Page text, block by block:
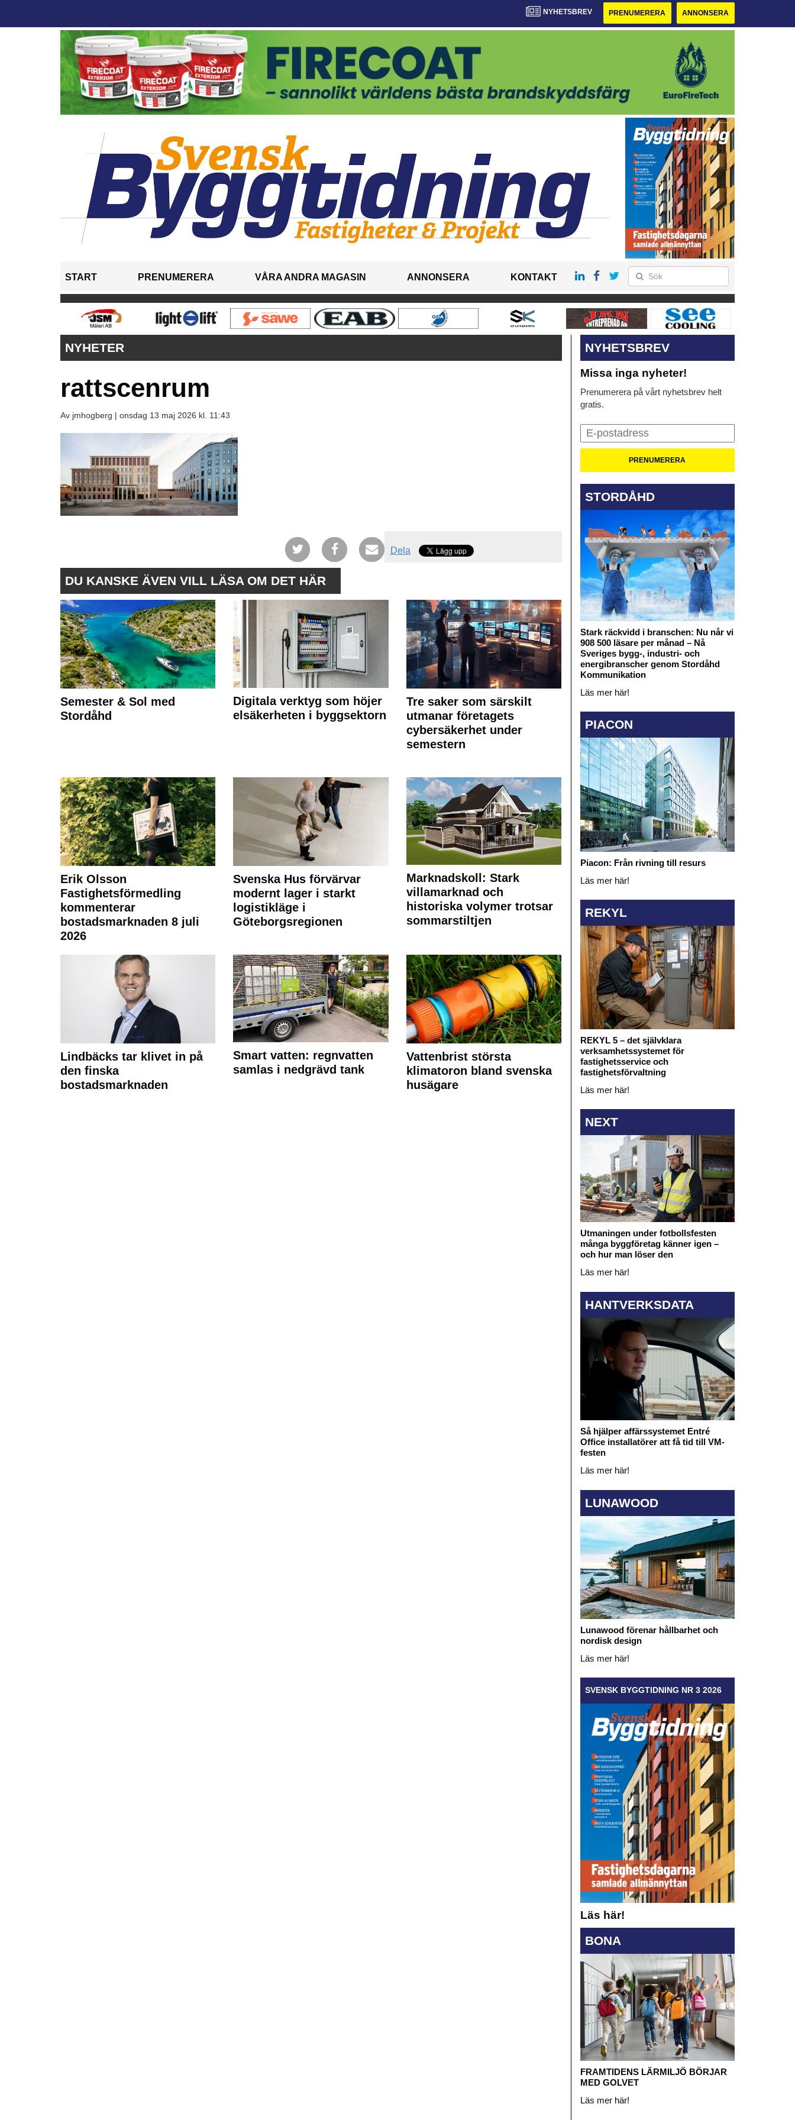
NYHETSBREV PRENUMERERA ANNONSERA
START PRENUMERERA VÅRA ANDRA MAGASIN ANNONSERA KONTAKT
NYHETER
rattscenrum
Av jmhogberg | onsdag 13 maj 2026 kl. 11:43
Dela
DU KANSKE ÄVEN VILL LÄSA OM DET HÄR
Semester & Sol med
Stordåhd
Digitala verktyg som höjer
elsäkerheten i byggsektorn
Tre saker som särskilt
utmanar företagets
cybersäkerhet under
semestern
Erik Olsson
Fastighetsförmedling
kommenterar
bostadsmarknaden 8 juli
2026
Svenska Hus förvärvar
modernt lager i starkt
logistikläge i
Göteborgsregionen
Marknadskoll: Stark
villamarknad och
historiska volymer trotsar
sommarstiltjen
Lindbäcks tar klivet in på
den finska
bostadsmarknaden
Smart vatten: regnvatten
samlas i nedgrävd tank
Vattenbrist största
klimatoron bland svenska
husägare
NYHETSBREV
Missa inga nyheter!
Prenumerera på vårt nyhetsbrev helt
gratis.
STORDÅHD
Stark räckvidd i branschen: Nu når vi
908 500 läsare per månad – Nå
Sveriges bygg-, industri- och
energibranscher genom Stordåhd
Kommunikation
Läs mer här!
PIACON
Piacon: Från rivning till resurs
Läs mer här!
REKYL
REKYL 5 – det självklara
verksamhetssystemet för
fastighetsservice och
fastighetsförvaltning
Läs mer här!
NEXT
Utmaningen under fotbollsfesten
många byggföretag känner igen –
och hur man löser den
Läs mer här!
HANTVERKSDATA
Så hjälper affärssystemet Entré
Office installatörer att få tid till VM-
festen
Läs mer här!
LUNAWOOD
Lunawood förenar hållbarhet och
nordisk design
Läs mer här!
SVENSK BYGGTIDNING NR 3 2026
Läs här!
BONA
FRAMTIDENS LÄRMILJÖ BÖRJAR
MED GOLVET
Läs mer här!